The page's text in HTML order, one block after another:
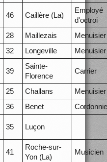
46 Caillère (La)
Employé
d'octroi
28 Maillezais
Menuisier
32 Longeville Menuisier
39
Sainte-
Florence
Carrier
25 Challans
Menuisier
36 Benet
35 Luçon
41
Roche-sur-
Yon (La)
Musicien